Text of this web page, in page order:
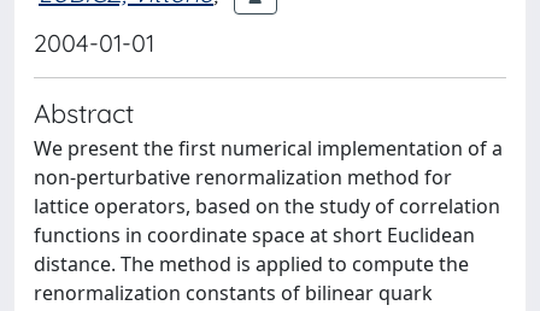
2004-01-01
Abstract
We present the first numerical implementation of a
non-perturbative renormalization method for
lattice operators, based on the study of correlation
functions in coordinate space at short Euclidean
distance. The method is applied to compute the
renormalization constants of bilinear quark